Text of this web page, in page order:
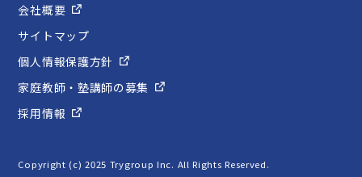
会社概要
サイトマップ
個人情報保護方針
家庭教師・塾講師の募集
採用情報
Copyright (c) 2025 Trygroup Inc. All Rights Reserved.